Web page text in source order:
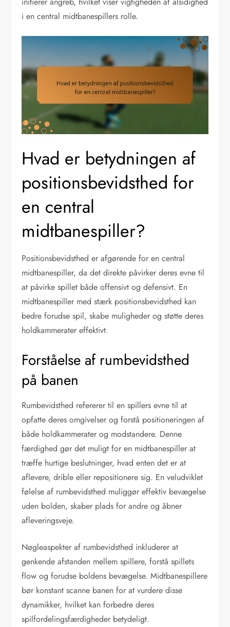
i en central midtbanespillers rolle.
Hvad er betydningen af
positionsbevidsthed for
en central
midtbanespiller?
Positionsbevidsthed er afgørende for en central
midtbanespiller, da det direkte påvirker deres evne til
at påvirke spillet både offensivt og defensivt. En
midtbanespiller med stærk positionsbevidsthed kan
bedre forudse spil, skabe muligheder og støtte deres
holdkammerater effektivt.
Forståelse af rumbevidsthed
på banen
Rumbevidsthed refererer til en spillers evne til at
opfatte deres omgivelser og forstå positioneringen af
både holdkammerater og modstandere. Denne
færdighed gør det muligt for en midtbanespiller at
træffe hurtige beslutninger, hvad enten det er at
aflevere, drible eller repositionere sig. En veludviklet
følelse af rumbevidsthed muliggør effektiv bevægelse
uden bolden, skaber plads for andre og åbner
afleveringsveje.
Nøgleaspekter af rumbevidsthed inkluderer at
genkende afstanden mellem spillere, forstå spillets
flow og forudse boldens bevægelse. Midtbanespillere
bør konstant scanne banen for at vurdere disse
dynamikker, hvilket kan forbedre deres
spilfordelingsfærdigheder betydeligt.